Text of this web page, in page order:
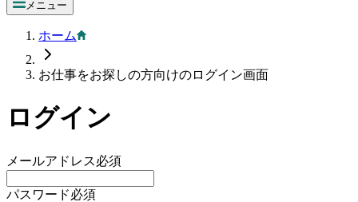
メニュー
ホーム
お仕事をお探しの方向けのログイン画面
ログイン
メールアドレス必須
パスワード必須